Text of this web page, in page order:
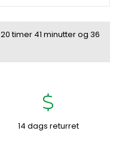
20 timer 41 minutterog 36
14 dags returret